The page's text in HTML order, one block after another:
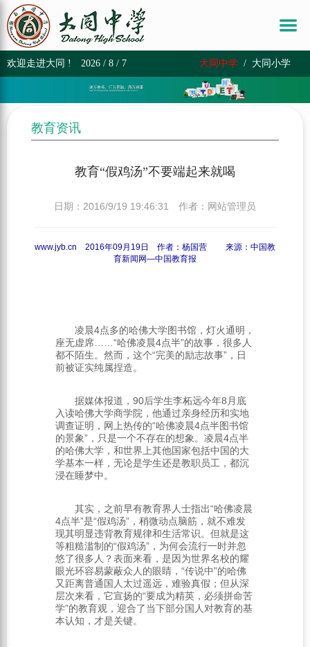
大同中学 / 大同小学
欢迎走进大同 ! 2026 / 8 / 7
教育资讯
教育“假鸡汤”不要端起来就喝
日期：2016/9/19 19:46:31 作者：网站管理员
www.jyb.cn 2016年09月19日 作者：杨国营 来源：中国教
育新闻网—中国教育报
凌晨4点多的哈佛大学图书馆，灯火通明，
座无虚席……“哈佛凌晨4点半”的故事，很多人
都不陌生。然而，这个“完美的励志故事”，日
前被证实纯属捏造。
据媒体报道，90后学生李柘远今年8月底
入读哈佛大学商学院，他通过亲身经历和实地
调查证明，网上热传的“哈佛凌晨4点半图书馆
的景象”，只是一个不存在的想象。凌晨4点半
的哈佛大学，和世界上其他国家包括中国的大
学基本一样，无论是学生还是教职员工，都沉
浸在睡梦中。
其实，之前早有教育界人士指出“哈佛凌晨
4点半”是“假鸡汤”，稍微动点脑筋，就不难发
现其明显违背教育规律和生活常识。但就是这
等粗糙滥制的“假鸡汤”，为何会流行一时并忽
悠了很多人？表面来看，是因为世界名校的耀
眼光环容易蒙蔽众人的眼睛，“传说中”的哈佛
又距离普通国人太过遥远，难验真假；但从深
层次来看，它宣扬的“要成为精英，必须拼命苦
学”的教育观，迎合了当下部分国人对教育的基
本认知，才是关键。